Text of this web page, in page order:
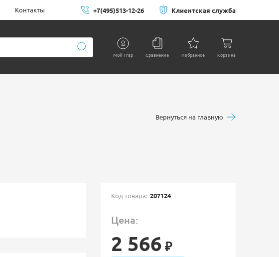
Контакты +7(495)513-12-26 Клиентская служба
Мой Frap Сравнение Избранное Корзина
Вернуться на главную
Код товара: 207124
Цена:
2 566 ₽